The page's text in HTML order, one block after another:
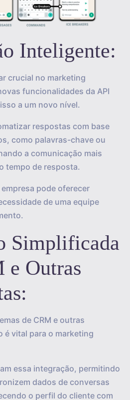
Inteligente:
crucial no marketing
funcionalidades da API
a um novo nível.
respostas com base
como palavras-chave ou
a comunicação mais
tempo de resposta.
pode oferecer
de uma equipe
Simplificada
e Outras
de CRM e outras
é vital para o marketing
essa integração, permitindo
dados de conversas
o perfil do cliente com